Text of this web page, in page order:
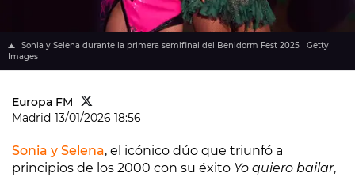
Sonia y Selena durante la primera semifinal del Benidorm Fest 2025 | Getty
Images
Europa FM
Madrid 13/01/2026 18:56
Sonia y Selena, el icónico dúo que triunfó a
principios de los 2000 con su éxito Yo quiero bailar,